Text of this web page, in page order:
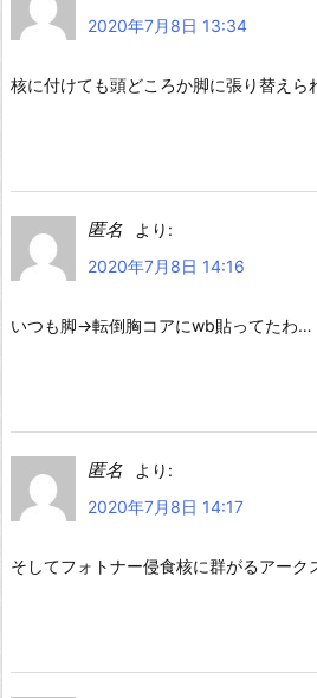
2020年7月8日 13:34
核に付けても頭どころか脚に張り替えら
匿名
より:
2020年7月8日 14:16
いつも脚→転倒胸コアにwb貼ってたわ…
匿名
より:
2020年7月8日 14:17
そしてフォトナー侵食核に群がるアーク